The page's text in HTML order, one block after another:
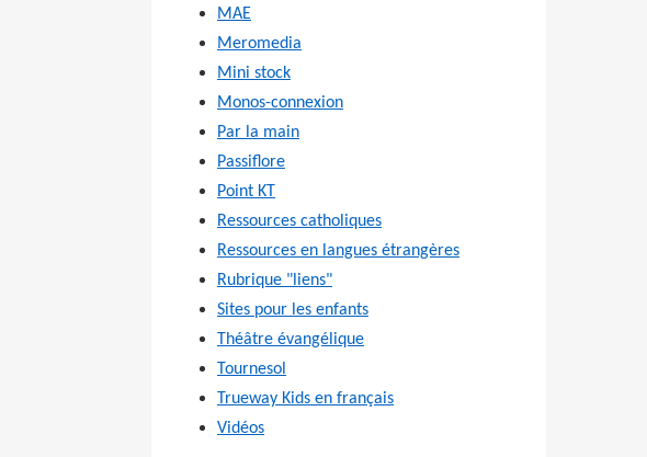
MAE
Meromedia
Mini stock
Monos-connexion
Par la main
Passiflore
Point KT
Ressources catholiques
Ressources en langues étrangères
Rubrique "liens"
Sites pour les enfants
Théâtre évangélique
Tournesol
Trueway Kids en français
Vidéos